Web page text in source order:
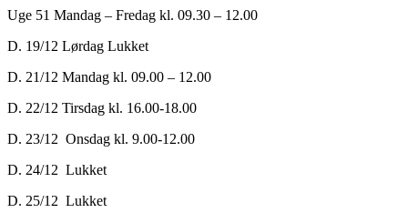
Uge 51 Mandag – Fredag kl. 09.30 – 12.00
D. 19/12 Lørdag Lukket
D. 21/12 Mandag kl. 09.00 – 12.00
D. 22/12 Tirsdag kl. 16.00-18.00
D. 23/12 Onsdag kl. 9.00-12.00
D. 24/12 Lukket
D. 25/12 Lukket